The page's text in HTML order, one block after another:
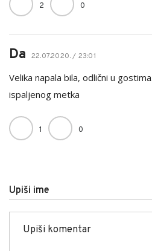
2 0
Da 22.07.2020. / 23:01
Velika napala bila, odlični u
ispaljenog metka
1 0
Upiši ime